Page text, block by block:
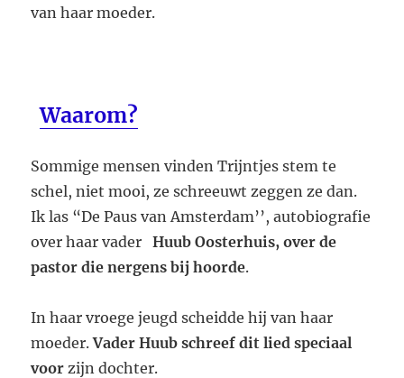
van haar moeder.
Waarom?
Sommige mensen vinden Trijntjes stem te
schel, niet mooi, ze schreeuwt zeggen ze dan.
Ik las “De Paus van Amsterdam’’, autobiografie
over haar vaderHuub Oosterhuis, over de
pastor die nergens bij hoorde.
In haar vroege jeugd scheidde hij van haar
moeder.Vader Huub schreef dit lied speciaal
voor zijn dochter.